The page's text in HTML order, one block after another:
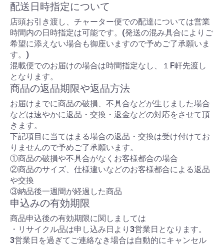
配送日時指定について
店頭お引き渡し、チャーター便での配達については営業
時間内の日時指定は可能です。(発送の混み具合によりご
希望に添えない場合も御座いますので予めご了承願いま
す。)
混載便でのお届けの場合は時間指定なし、１F軒先渡し
となります。
商品の返品期限や返品方法
お届けまでに商品の破損、不具合などが生じました場合
などは速やかに返品・交換・返金などの対応をさせて頂
きます。
下記項目に当てはまる場合の返品・交換は受け付けてお
りませんので予めご了承願います。
①商品の破損や不具合がなくお客様都合の場合
②商品のサイズ、仕様違いなどのお客様都合による返品
や交換
③納品後一週間が経過した商品
申込みの有効期限
商品申込後の有効期限に関しましては
・リサイクル品は申し込み日より3営業日となります。
3営業日を過ぎてご連絡なき場合は自動的にキャンセル